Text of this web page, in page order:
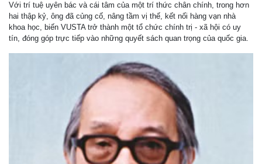
Với trí tuệ uyên bác và cái tâm của một trí thức chân chính, trong hơn
hai thập kỷ, ông đã củng cố, nâng tầm vị thế, kết nối hàng vạn nhà
khoa học, biến VUSTA trở thành một tổ chức chính trị - xã hội có uy
tín, đóng góp trực tiếp vào những quyết sách quan trọng của quốc gia.